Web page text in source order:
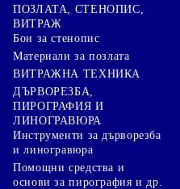
ПОЗЛАТА, СТЕНОПИС,
ВИТРАЖ
Бои за стенопис
Материали за позлата
ВИТРАЖНА ТЕХНИКА
ДЪРВОРЕЗБА,
ПИРОГРАФИЯ И
ЛИНОГРАВЮРА
Инструменти за дърворезба
и линогравюра
Помощни средства и
основи за пирография и др.